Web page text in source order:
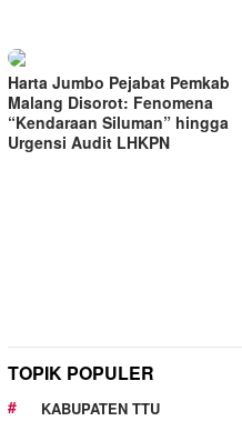
Harta Jumbo Pejabat Pemkab
Malang Disorot: Fenomena
“Kendaraan Siluman” hingga
Urgensi Audit LHKPN
TOPIK POPULER
KABUPATEN TTU